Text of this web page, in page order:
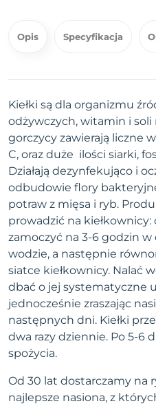
Opis Specyfikacja
Kiełki są dla organizmu
odżywczych, witamin i soli
gorczycy zawierają liczne
C, oraz duże ilości siarki,
Działają dezynfekująco i
odbudowie flory
potraw z mięsa i ryb.
prowadzić na kiełkownicy:
zamoczyć na 3-6 godzin
wodzie, a następnie
siatce kiełkownicy. Nalać
dbać o jej systematyczne
jednocześnie zraszając
następnych dni. Kiełki
dwa razy dziennie. Po 5-6
spożycia.
Od 30 lat dostarczamy na
najlepsze nasiona, z